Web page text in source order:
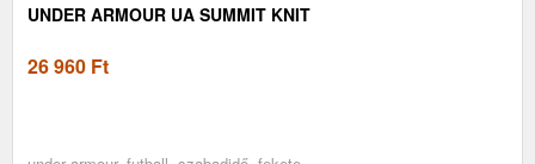
UNDER ARMOUR UA SUMMIT KNIT
26 960 Ft